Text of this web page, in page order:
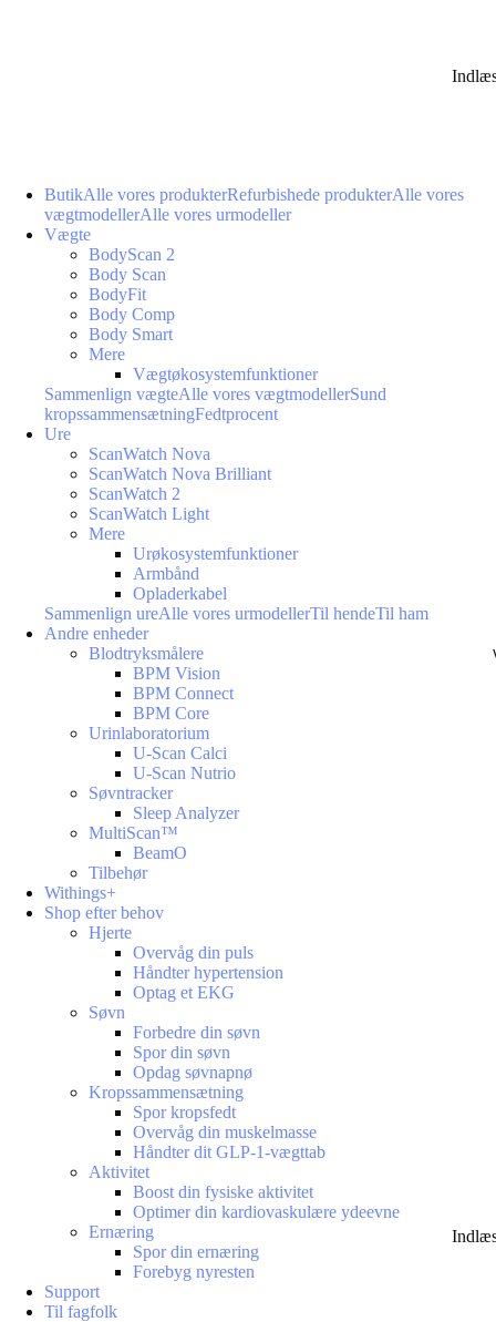
ButikAlle vores produkterRefurbishede produkterAlle vores
vægtmodellerAlle vores urmodeller
Vægte
BodyScan 2
Body Scan
BodyFit
Body Comp
Body Smart
Mere
Vægtøkosystemfunktioner
Sammenlign vægteAlle vores vægtmodellerSund
kropssammensætningFedtprocent
Ure
ScanWatch Nova
ScanWatch Nova Brilliant
ScanWatch 2
ScanWatch Light
Mere
Urøkosystemfunktioner
Armbånd
Opladerkabel
Sammenlign ureAlle vores urmodellerTil hendeTil ham
Andre enheder
Blodtryksmålere
BPM Vision
BPM Connect
BPM Core
Urinlaboratorium
U-Scan Calci
U-Scan Nutrio
Søvntracker
Sleep Analyzer
MultiScan™
BeamO
Tilbehør
Withings+
Shop efter behov
Hjerte
Overvåg din puls
Håndter hypertension
Optag et EKG
Søvn
Forbedre din søvn
Spor din søvn
Opdag søvnapnø
Kropssammensætning
Spor kropsfedt
Overvåg din muskelmasse
Håndter dit GLP-1-vægttab
Aktivitet
Boost din fysiske aktivitet
Optimer din kardiovaskulære ydeevne
Ernæring
Spor din ernæring
Forebyg nyresten
Support
Til fagfolk